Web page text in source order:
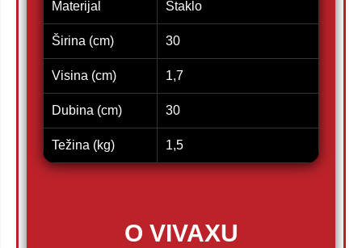
Materijal Staklo
Širina (cm) 30
Visina (cm) 1,7
Dubina (cm) 30
Težina (kg) 1,5
O VIVAXU